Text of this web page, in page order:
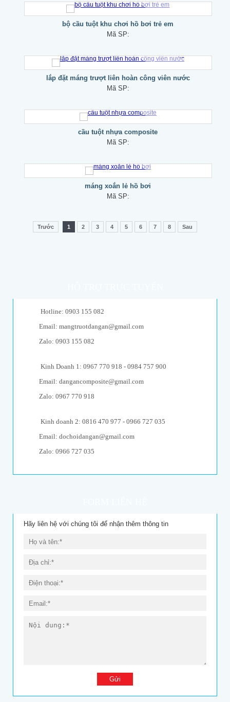
bộ cầu tuột khu chơi hồ bơi trẻ em
Mã SP:
lắp đặt máng trượt liên hoàn công viên nước
Mã SP:
cầu tuột nhựa composite
Mã SP:
máng xoắn lẻ hồ bơi
Mã SP:
Trước 1 2 3 4 5 6 7 8 Sau
Hotline: 0903 155 082
Email: mangtruotdangan@gmail.com
Zalo: 0903 155 082
Kinh Doanh 1: 0967 770 918 - 0984 757 900
Email: dangancomposite@gmail.com
Zalo: 0967 770 918
Kinh doanh 2: 0816 470 977 - 0966 727 035
Email: dochoidangan@gmail.com
Zalo: 0966 727 035
Hãy liên hệ với chúng tôi để nhận thêm thông tin